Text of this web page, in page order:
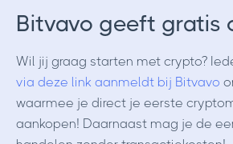
Bitvavo geeft gratis
Wil jij graag starten met crypto?
via deze link aanmeldt bij Bitvavo
waarmee je direct je eerste
aankopen! Daarnaast mag je de